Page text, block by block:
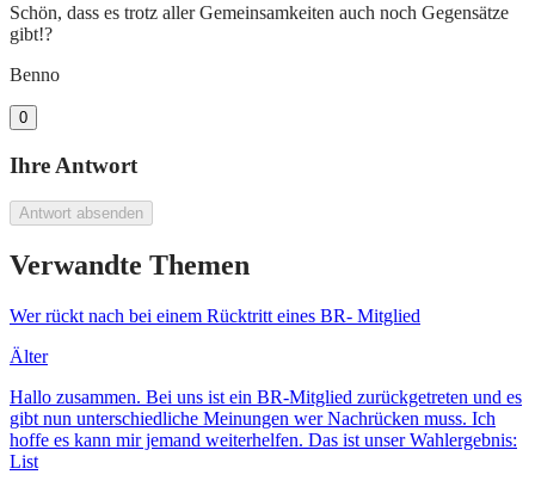
Schön, dass es trotz aller Gemeinsamkeiten auch noch Gegensätze
gibt!?
Benno
0
Ihre Antwort
Antwort absenden
Verwandte Themen
Wer rückt nach bei einem Rücktritt eines BR- Mitglied
Älter
Hallo zusammen. Bei uns ist ein BR-Mitglied zurückgetreten und es
gibt nun unterschiedliche Meinungen wer Nachrücken muss. Ich
hoffe es kann mir jemand weiterhelfen. Das ist unser Wahlergebnis:
List